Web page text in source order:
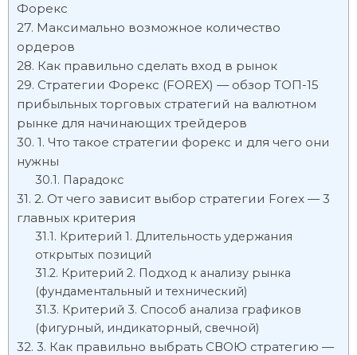
Форекс
Максимально возможное количество
ордеров
Как правильно сделать вход в рынок
Стратегии Форекс (FOREX) — обзор ТОП-15
прибыльных торговых стратегий на валютном
рынке для начинающих трейдеров
1. Что такое стратегии форекс и для чего они
нужны
Парадокс
2. От чего зависит выбор стратегии Forex — 3
главных критерия
Критерий 1. Длительность удержания
открытых позиций
Критерий 2. Подход к анализу рынка
(фундаментальный и технический)
Критерий 3. Способ анализа графиков
(фигурный, индикаторный, свечной)
3. Как правильно выбрать СВОЮ стратегию —